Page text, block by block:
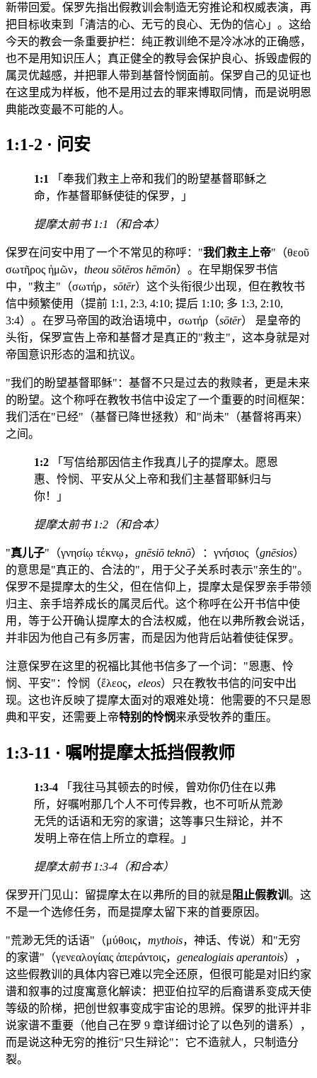
新带回爱。保罗先指出假教训会制造无穷推论和权威表演，再
把目标收束到「清洁的心、无亏的良心、无伪的信心」。这给
今天的教会一条重要护栏：纯正教训绝不是冷冰冰的正确感，
也不是用知识压人；真正健全的教导会保护良心、拆毁虚假的
属灵优越感，并把罪人带到基督怜悯面前。保罗自己的见证也
在这里成为样板，他不是用过去的罪来博取同情，而是说明恩
典能改变最不可能的人。
1:1-2 · 问安
1:1
「奉我们救主上帝和我们的盼望基督耶稣之
命，作基督耶稣使徒的保罗，」
提摩太前书 1:1（和合本）
保罗在问安中用了一个不常见的称呼："我们救主上帝"（θεοῦ
σωτῆρος ἡμῶν， theou sōtēros hēmōn）。在早期保罗书信
中，"救主"（σωτήρ， sōtēr）这个头衔很少出现，但在教牧书
信中频繁使用（提前 1:1, 2:3, 4:10; 提后 1:10; 多 1:3, 2:10,
3:4）。在罗马帝国的政治语境中，σωτήρ（sōtēr） 是皇帝的
头衔，保罗宣告上帝和基督才是真正的"救主"，这本身就是对
帝国意识形态的温和抗议。
"我们的盼望基督耶稣"：基督不只是过去的救赎者，更是未来
的盼望。这个称呼在教牧书信中设定了一个重要的时间框架：
我们活在"已经"（基督已降世拯救）和"尚未"（基督将再来）
之间。
1:2 「写信给那因信主作我真儿子的提摩太。愿恩
惠、怜悯、平安从父上帝和我们主基督耶稣归与
你！」
提摩太前书 1:2（和合本）
"真儿子"（γνησίῳ τέκνῳ， gnēsiō teknō）：γνήσιος（gnēsios）
的意思是"真正的、合法的"，用于父子关系时表示"亲生的"。
保罗不是提摩太的生父，但在信仰上，提摩太是保罗亲手带领
归主、亲手培养成长的属灵后代。这个称呼在公开书信中使
用，等于公开确认提摩太的合法权威，他在以弗所教会说话，
并非因为他自己有多厉害，而是因为他背后站着使徒保罗。
注意保罗在这里的祝福比其他书信多了一个词："恩惠、怜
悯、平安"：怜悯（ἔλεος， eleos）只在教牧书信的问安中出
现。这也许反映了提摩太面对的艰难处境：他需要的不只是恩
典和平安，还需要上帝特别的怜悯来承受牧养的重压。
1:3-11 · 嘱咐提摩太抵挡假教师
1:3-4 「我往马其顿去的时候，曾劝你仍住在以弗
所，好嘱咐那几个人不可传异教，也不可听从荒渺
无凭的话语和无穷的家谱；这等事只生辩论，并不
发明上帝在信上所立的章程。」
提摩太前书 1:3-4（和合本）
保罗开门见山：留提摩太在以弗所的目的就是 阻止假教训 。这
不是一个选修任务，而是提摩太留下来的首要原因。
"荒渺无凭的话语"（μύθοις， mythois，神话、传说）和"无穷
的家谱"（γενεαλογίαις ἀπεράντοις， genealogiais aperantois），
这些假教训的具体内容已难以完全还原，但很可能是对旧约家
谱和叙事的过度寓意化解读：把亚伯拉罕的后裔谱系变成天使
等级的阶梯，把创世叙事变成宇宙论的思辨。保罗的批评并非
说家谱不重要（他自己在罗 9 章详细讨论了以色列的谱系），
而是说这种无穷的推衍"只生辩论"：它不造就人，只制造分
裂。